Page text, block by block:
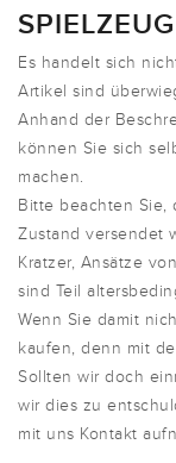
SPIELZEUG
Es handelt sich
Artikel sind
Anhand der
können Sie sich
machen.
Bitte beachten Sie,
Zustand versendet
Kratzer, Ansätze
sind Teil
Wenn Sie damit
kaufen, denn mit
Sollten wir doch
wir dies zu
mit uns Kontakt